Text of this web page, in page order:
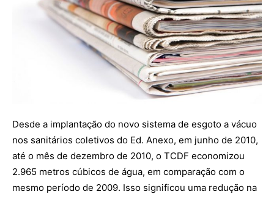
Desde a implantação do novo sistema de esgoto a vácuo
nos sanitários coletivos do Ed. Anexo, em junho de 2010,
até o mês de dezembro de 2010, o TCDF economizou
2.965 metros cúbicos de água, em comparação com o
mesmo período de 2009. Isso significou uma redução na